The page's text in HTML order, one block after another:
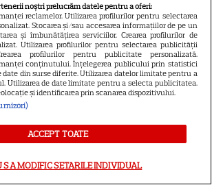
Franța din cauza incendiilor.
Mesajul dramatic al actorului:
„Nu știm dacă va supraviețui”
VEDETE ROMÂNEŞTI
Elena Gheorghe, surpriză
pregătit soțul artistei când
credea că merge doar la cină
noștri prelucrăm datele pentru a oferi:
reclamelor. Utilizarea profilurilor pentru selectarea
Stocarea și/sau accesarea informațiilor de pe un
și îmbunătățirea serviciilor. Crearea profilurilor de
Utilizarea profilurilor pentru selectarea publicității
profilurilor pentru publicitate personalizată.
conținutului. Înțelegerea publicului prin statistici
date din surse diferite. Utilizarea datelor limitate pentru a
Utilizarea de date limitate pentru a selecta publicitatea.
și identificarea prin scanarea dispozitivului.
ACCEPT TOATE
SA MODIFIC SETARILE INDIVIDUAL